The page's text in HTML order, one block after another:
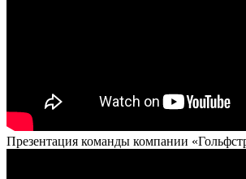
Презентация команды компании